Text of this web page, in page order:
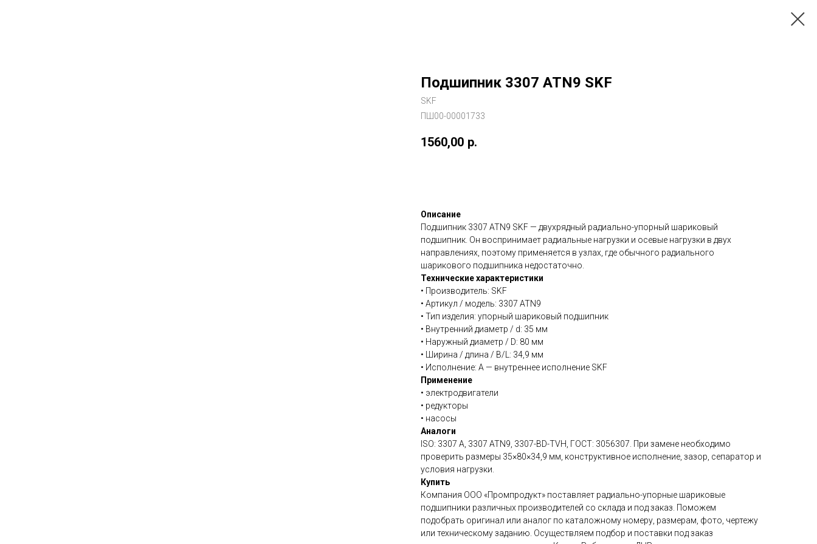
Подшипник 3307 ATN9 SKF
SKF
ПШ00-00001733
1560,00 р.
Описание
Подшипник 3307 ATN9 SKF — двухрядный радиально-упорный шариковый
подшипник. Он воспринимает радиальные нагрузки и осевые нагрузки в двух
направлениях, поэтому применяется в узлах, где обычного радиального
шарикового подшипника недостаточно.
Технические характеристики
• Производитель: SKF
• Артикул / модель: 3307 ATN9
• Тип изделия: упорный шариковый подшипник
• Внутренний диаметр / d: 35 мм
• Наружный диаметр / D: 80 мм
• Ширина / длина / B/L: 34,9 мм
• Исполнение: A — внутреннее исполнение SKF
Применение
• электродвигатели
• редукторы
• насосы
Аналоги
ISO: 3307 A, 3307 ATN9, 3307-BD-TVH, ГОСТ: 3056307. При замене необходимо
проверить размеры 35×80×34,9 мм, конструктивное исполнение, зазор, сепаратор и
условия нагрузки.
Купить
Компания ООО «Промпродукт» поставляет радиально-упорные шариковые
подшипники различных производителей со склада и под заказ. Поможем
подобрать оригинал или аналог по каталожному номеру, размерам, фото, чертежу
или техническому заданию. Осуществляем подбор и поставки под заказ